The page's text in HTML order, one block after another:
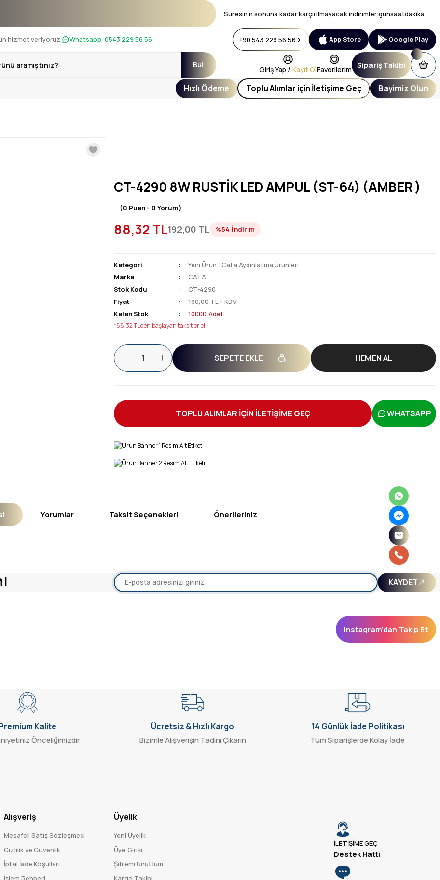
Süresinin sonuna kadar karçırılmayacak indirimler:günsaatdakika
hizmet veriyoruz. Whatsapp: 0543 229 56 56 +90 543 229 56 56 App Store Google Play
Bul
Giriş Yap / Kayıt OlFavorilerim Sipariş Takibi
Hızlı Ödeme Toplu Alımlar için İletişime Geç Bayimiz Olun
CT-4290 8W RUSTİK LED AMPUL (ST-64) (AMBER )
(0 Puan - 0 Yorum)
88,32 TL192,00 TL %54 İndirim
Kategori Yeni Ürün ,Cata Aydınlatma Ürünleri
Marka
CATA
Stok Kodu
CT-4290
Fiyat
160,00 TL + KDV
Kalan Stok
10000 Adet
*88,32 TL den başlayan taksitlerle!
SEPETE EKLE HEMEN AL
TOPLU ALIMLAR İÇİN İLETİŞİME GEÇ WHATSAPP
Yorumlar Taksit Seçenekleri Önerileriniz
Bu ürüne ilk yorumu siz yapın! KAYDET
Instagram’dan Takip Et
Kalite
Önceliğimizdir
Ücretsiz & Hızlı Kargo
Bizimle Alışverişin Tadını Çıkarın
14 Günlük İade Politikası
Tüm Siparişlerde Kolay İade
Alışveriş
Mesafeli Satış Sözleşmesi
Gizlilik ve Güvenlik
İptal İade Koşulları
İşlem Rehberi
Üyelik
Yeni Üyelik
Üye Girişi
Şifremi Unuttum
Kargo Takibi
İLETİŞİME GEÇ
Destek Hattı